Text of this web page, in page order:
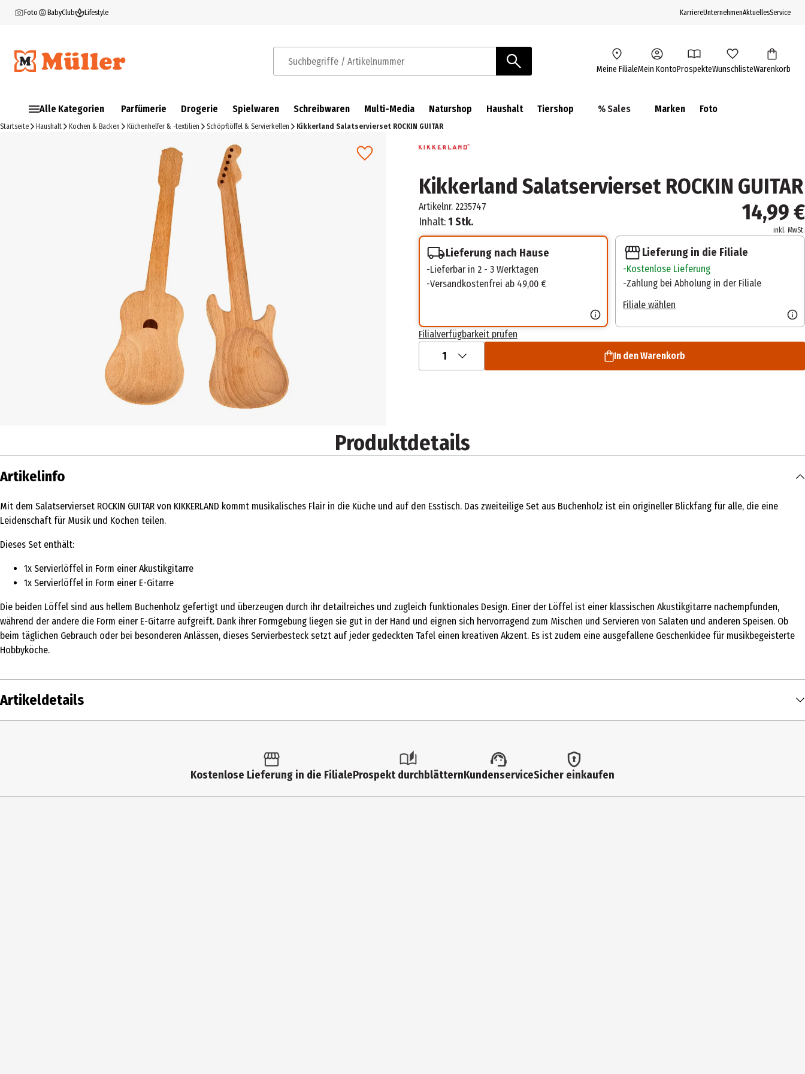
Foto BabyClub Lifestyle KarriereUnternehmenAktuellesService
Suchbegriffe / Artikelnummer Meine FilialeMein KontoProspekteWunschlisteWarenkorb
Alle Kategorien Parfümerie Drogerie Spielwaren Schreibwaren Multi-Media Naturshop Haushalt Tiershop % Sales Marken Foto
Startseite Haushalt Kochen & Backen Küchenhelfer & -textilien Schöpflöffel & Servierkellen Kikkerland Salatservierset ROCKIN GUITAR
Kikkerland Salatservierset ROCKIN GUITAR
Artikelnr. 2235747
Inhalt:1 Stk. 14,99 €
inkl. MwSt.
Lieferung nach Hause
Lieferbar in 2 - 3 Werktagen
Versandkostenfrei ab 49,00 €
Lieferung in die Filiale
Kostenlose Lieferung
Zahlung bei Abholung in der Filiale
Filiale wählen
Filialverfügbarkeit prüfen
1 In den Warenkorb
Produktdetails
Artikelinfo
Mit dem Salatservierset ROCKIN GUITAR von KIKKERLAND kommt musikalisches Flair in die Küche und auf den Esstisch. Das zweiteilige Set aus Buchenholz ist ein origineller Blickfang für alle, die eine
Leidenschaft für Musik und Kochen teilen.
Dieses Set enthält:
1x Servierlöffel in Form einer Akustikgitarre
1x Servierlöffel in Form einer E-Gitarre
Die beiden Löffel sind aus hellem Buchenholz gefertigt und überzeugen durch ihr detailreiches und zugleich funktionales Design. Einer der Löffel ist einer klassischen Akustikgitarre nachempfunden,
während der andere die Form einer E-Gitarre aufgreift. Dank ihrer Formgebung liegen sie gut in der Hand und eignen sich hervorragend zum Mischen und Servieren von Salaten und anderen Speisen. Ob
beim täglichen Gebrauch oder bei besonderen Anlässen, dieses Servierbesteck setzt auf jeder gedeckten Tafel einen kreativen Akzent. Es ist zudem eine ausgefallene Geschenkidee für musikbegeisterte
Hobbyköche.
Artikeldetails
Auffüller und Kellen
Kikkerland Europe B.V.
Kostenlose Lieferung in die FilialeProspekt durchblätternKundenserviceSicher einkaufen